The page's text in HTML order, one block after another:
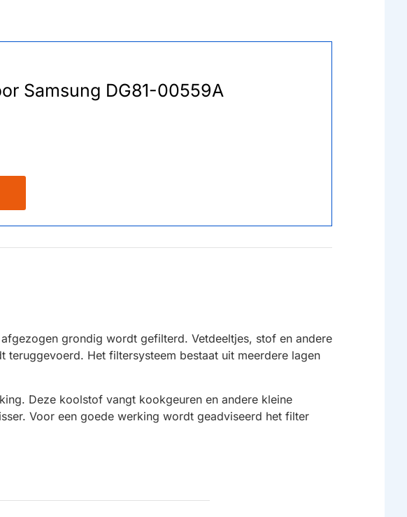
Samsung DG81-00559A
grondig wordt gefilterd. Vetdeeltjes, stof en andere
Het filtersysteem bestaat uit meerdere lagen
Deze koolstof vangt kookgeuren en andere kleine
Voor een goede werking wordt geadviseerd het filter